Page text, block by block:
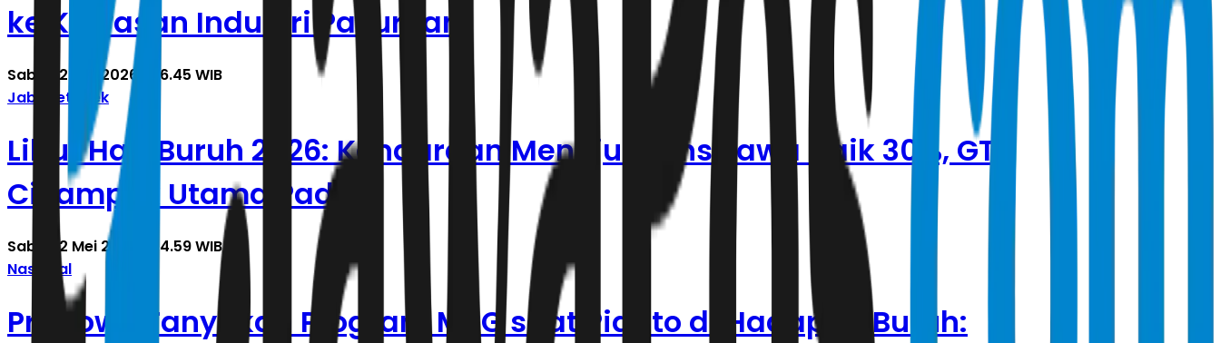
ke Kawasan Industri Pasuruan
Sabtu, 2 Mei 2026 | 06.45 WIB
Jabodetabek
Libur Hari Buruh 2026: Kendaraan Menuju Trans Jawa Naik 30%, GT
Cikampek Utama Padat!
Sabtu, 2 Mei 2026 | 04.59 WIB
Nasional
Prabowo Tanyakan Program MBG saat Pidato di Hadapan Buruh: